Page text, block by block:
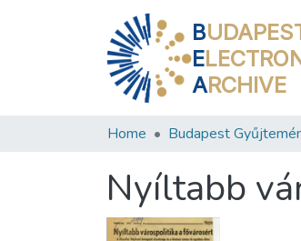
B
E
ARCHIVE
Home Budapest
Nyíltabb